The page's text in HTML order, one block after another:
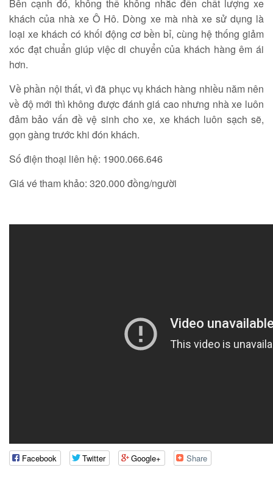
Bên cạnh đó, không thể không nhắc đến chất lượng xe
khách của nhà xe Ô Hô. Dòng xe mà nhà xe sử dụng là
loại xe khách có khối động cơ bền bỉ, cùng hệ thống giảm
xóc đạt chuẩn giúp việc di chuyển của khách hàng êm ái
hơn.
Về phần nội thất, vì đã phục vụ khách hàng nhiều năm nên
về độ mới thì không được đánh giá cao nhưng nhà xe luôn
đảm bảo vấn đề vệ sinh cho xe, xe khách luôn sạch sẽ,
gọn gàng trước khi đón khách.
Số điện thoại liên hệ: 1900.066.646
Giá vé tham khảo: 320.000 đồng/người
Facebook Twitter Google+ Share